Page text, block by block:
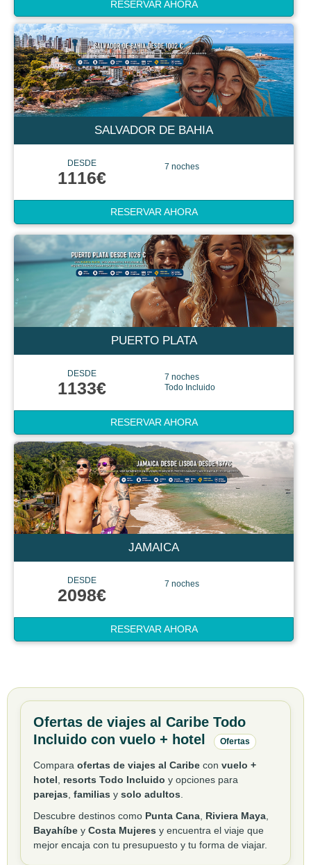
RESERVAR AHORA
SALVADOR DE BAHIA
DESDE
1116€
7 noches
RESERVAR AHORA
PUERTO PLATA
DESDE
1133€
7 noches
Todo Incluido
RESERVAR AHORA
JAMAICA
DESDE
2098€
7 noches
RESERVAR AHORA
Ofertas de viajes al Caribe Todo
Incluido con vuelo + hotel
Ofertas
Compara ofertas de viajes al Caribe con vuelo +
hotel, resorts Todo Incluido y opciones para
parejas, familias y solo adultos.
Descubre destinos como Punta Cana, Riviera Maya,
Bayahíbe y Costa Mujeres y encuentra el viaje que
mejor encaja con tu presupuesto y tu forma de viajar.